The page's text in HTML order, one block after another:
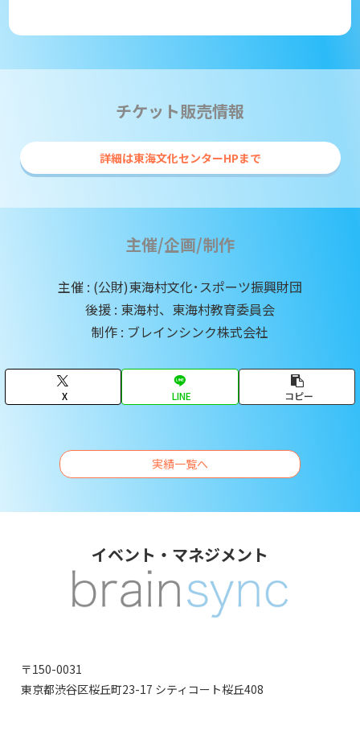
チケット販売情報
詳細は東海文化センターHPまで
主催/企画/制作
主催 : (公財)東海村文化･スポーツ振興財団
後援 : 東海村、東海村教育委員会
制作 : ブレインシンク株式会社
X LINE コピー
実績一覧へ
イベント・マネジメント
〒150-0031
東京都渋谷区桜丘町23-17 シティコート桜丘408